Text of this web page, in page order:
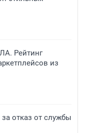
Рейтинг
из
отказ от службы